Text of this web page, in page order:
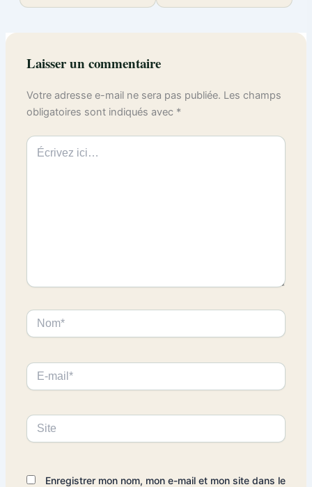
Laisser un commentaire
Votre adresse e-mail ne sera pas publiée. Les champs
obligatoires sont indiqués avec *
Écrivez
ici…
Nom*
E-
mail*
Site
Enregistrer mon nom, mon e-mail et mon site dans le